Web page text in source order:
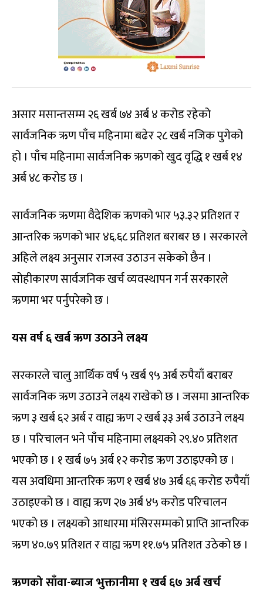
असार मसान्तसम्म २६ खर्ब ७४ अर्ब ४ करोड रहेको
सार्वजनिक ऋण पाँच महिनामा बढेर २८ खर्ब नजिक पुगेको
हो । पाँच महिनामा सार्वजनिक ऋणको खुद वृद्धि १ खर्ब १४
अर्ब ४८ करोड छ ।
सार्वजनिक ऋणमा वैदेशिक ऋणको भार ५३.३२ प्रतिशत र
आन्तरिक ऋणको भार ४६.६८ प्रतिशत बराबर छ । सरकारले
अहिले लक्ष्य अनुसार राजस्व उठाउन सकेको छैन ।
सोहीकारण सार्वजनिक खर्च व्यवस्थापन गर्न सरकारले
ऋणमा भर पर्नुपरेको छ ।
यस वर्ष ६ खर्ब ऋण उठाउने लक्ष्य
सरकारले चालु आर्थिक वर्ष ५ खर्ब ९५ अर्ब रुपैयाँ बराबर
सार्वजनिक ऋण उठाउने लक्ष्य राखेको छ । जसमा आन्तरिक
ऋण ३ खर्ब ६२ अर्ब र वाह्य ऋण २ खर्ब ३३ अर्ब उठाउने लक्ष्य
छ । परिचालन भने पाँच महिनामा लक्ष्यको २९.४० प्रतिशत
भएको छ । १ खर्ब ७५ अर्ब १२ करोड ऋण उठाइएको छ ।
यस अवधिमा आन्तरिक ऋण १ खर्ब ४७ अर्ब ६६ करोड रुपैयाँ
उठाइएको छ । वाह्य ऋण २७ अर्ब ४५ करोड परिचालन
भएको छ । लक्ष्यको आधारमा मंसिरसम्मको प्राप्ति आन्तरिक
ऋण ४०.७९ प्रतिशत र वाह्य ऋण ११.७५ प्रतिशत उठेको छ ।
ऋणको साँवा-ब्याज भुक्तानीमा १ खर्ब ६७ अर्ब खर्च